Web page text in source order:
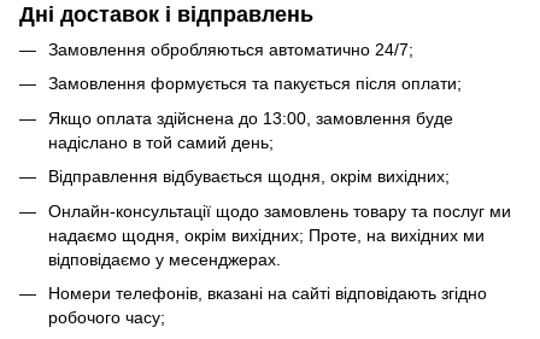
Дні доставок і відправлень
Замовлення обробляються автоматично 24/7;
Замовлення формується та пакується після оплати;
Якщо оплата здійснена до 13:00, замовлення буде
надіслано в той самий день;
Відправлення відбувається щодня, окрім вихідних;
Онлайн-консультації щодо замовлень товару та послуг ми
надаємо щодня, окрім вихідних; Проте, на вихідних ми
відповідаємо у месенджерах.
Номери телефонів, вказані на сайті відповідають згідно
робочого часу;